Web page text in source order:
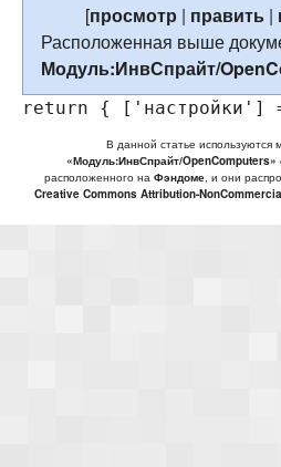
[просмотр | править |
Расположенная выше
Модуль:ИнвСпрайт/
return { [ 'настройки' ]
В данной статье используются
«Модуль:ИнвСпрайт/OpenComputers»
расположенного на Фэндоме , и они
Creative Commons Attribution-